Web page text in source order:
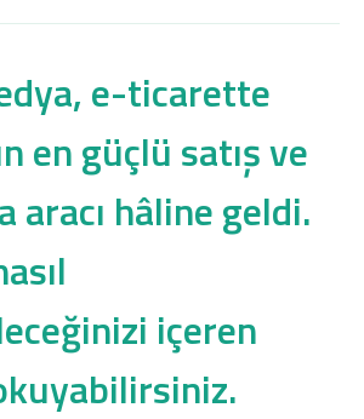
e-ticarette
en güçlü satış ve
aracı hâline geldi.
içeren